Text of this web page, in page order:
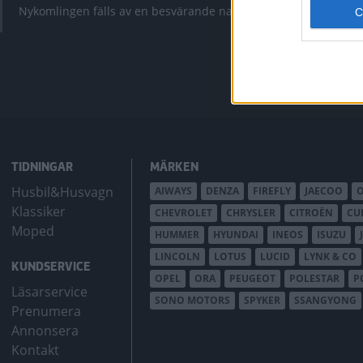
Nykomlingen fälls av en besvärande nackdel.
krympt men
bZ4X
TIDNINGAR
Husbil&Husvagn
Klassiker
Moped
KUNDSERVICE
Läsarservice
Prenumera
Annonsera
Kontakt
MÄRKEN
AIWAYS DENZA FIREFLY JAECOO
CHEVROLET
CHRYSLER CITROËN
HUMMER
HYUNDAI INEOS ISUZU
LINCOLN
LOTUS LUCID LYNK & CO
OPEL
ORA PEUGEOT POLESTAR
SONO MOTORS
SPYKER SSANGYONG